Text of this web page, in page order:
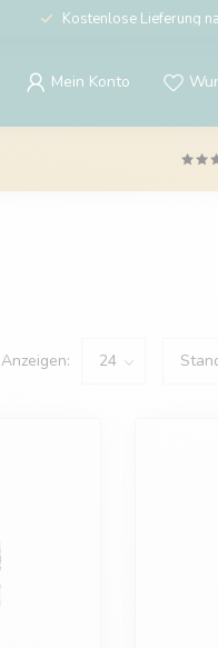
Kostenlose Lieferung
Mein Konto
Anzeigen: